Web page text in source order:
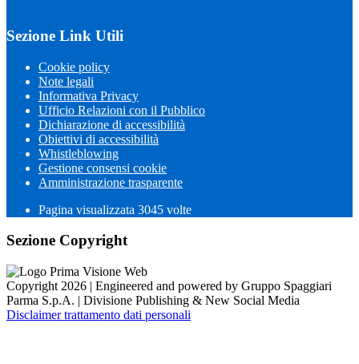
Sezione Link Utili
Cookie policy
Note legali
Informativa Privacy
Ufficio Relazioni con il Pubblico
Dichiarazione di accessibilità
Obiettivi di accessibilità
Whistleblowing
Gestione consensi cookie
Amministrazione trasparente
Pagina visualizzata 3045 volte
Sezione Copyright
Copyright 2026 | Engineered and powered by Gruppo Spaggiari
Parma S.p.A. | Divisione Publishing & New Social Media
Disclaimer trattamento dati personali